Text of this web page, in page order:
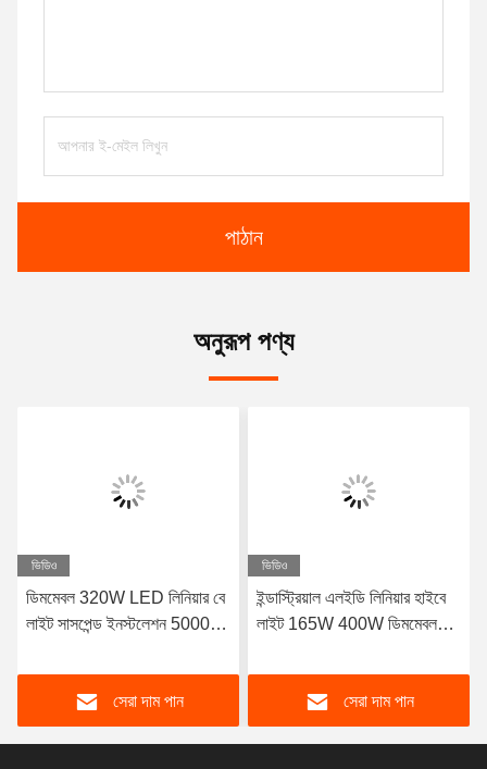
পাঠান
অনুরূপ পণ্য
ভিডিও
ডিমমেবল 320W LED লিনিয়ার বে
লাইট সাসপেন্ড ইনস্টলেশন 5000K
সেরা দাম পান
ভিডিও
ইন্ডাস্ট্রিয়াল এলইডি লিনিয়ার হাইবে
লাইট 165W 400W ডিমমেবল
আলো সহ গুদাম এবং আলো জন্য
সেরা দাম পান